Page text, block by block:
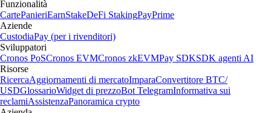
Funzionalità
CartePanieriEarnStakeDeFi StakingPayPrime
Aziende
CustodiaPay (per i rivenditori)
Sviluppatori
Cronos PoSCronos EVMCronos zkEVMPay SDKSDK agenti AI
Risorse
RicercaAggiornamenti di mercatoImparaConvertitore BTC/
USDGlossarioWidget di prezzoBot TelegramInformativa sui
reclamiAssistenzaPanoramica crypto